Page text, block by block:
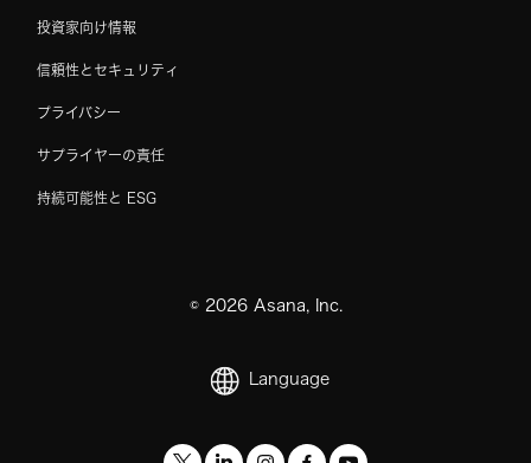
投資家向け情報
信頼性とセキュリティ
プライバシー
サプライヤーの責任
持続可能性と ESG
© 2026Asana, Inc.
Language